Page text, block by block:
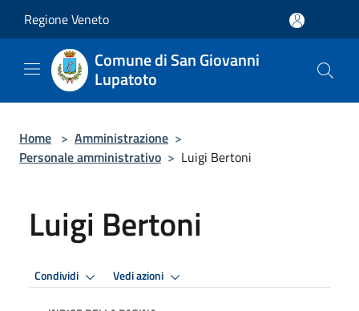
Regione Veneto
Comune di San Giovanni
Lupatoto
Home > Amministrazione >
Personale amministrativo > Luigi Bertoni
Luigi Bertoni
Condividi Vedi azioni